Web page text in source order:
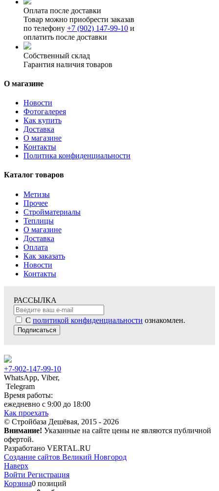
Оплата после доставки
Товар можно приобрести заказав
по телефону +7 (902) 147-99-10 и
оплатить после доставки
Собственный склад
Гарантия наличия товаров
О магазине
Новости
Фотогалерея
Как купить
Доставка
О магазине
Контакты
Политика конфиденциальности
Каталог товаров
Метизы
Прочее
Стройматериалы
Теплицы
О магазине
Доставка
Оплата
Как заказать
Новости
Контакты
РАССЫЛКА
С политикой конфиденциальности ознакомлен.
Подписаться
+7-902-147-99-10
WhatsApp, Viber,
Telegram
Время работы:
ежедневно с 9:00 до 18:00
Как проехать
© Стройбаза Дешёвая, 2015 - 2026
Внимание! Указанные на сайте цены не являются публичной
офертой.
Разработано VERTAL.RU
Создание сайтов Великий Новгород
Наверх
Войти Регистрация
Корзина0 позиций